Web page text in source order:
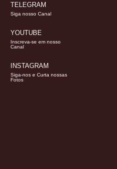
TELEGRAM
Siga nosso Canal
YOUTUBE
Inscreva-se em nosso
Canal
INSTAGRAM
Siga-nos e Curta nossas
Fotos